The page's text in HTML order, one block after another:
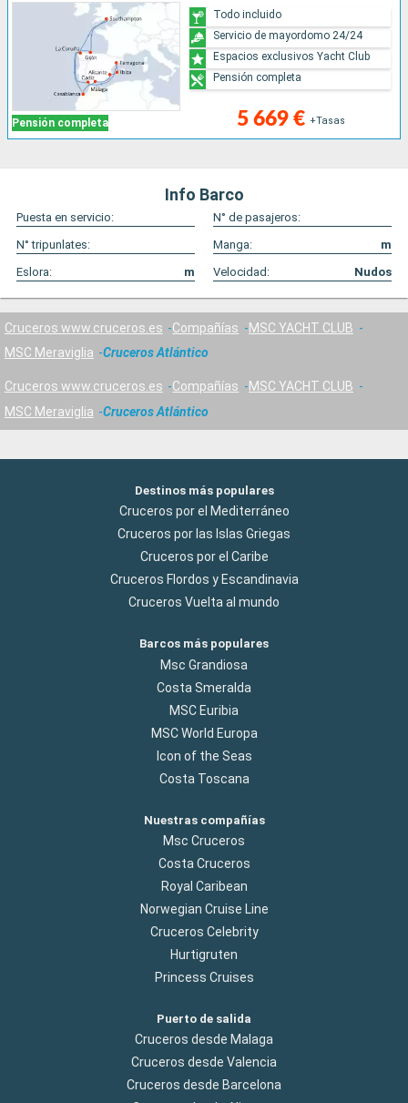
Pensión completa 5 669 € +Tasas
Todo incluido
Servicio de mayordomo 24/24
Espacios exclusivos Yacht Club
Pensión completa
Info Barco
Puesta en servicio:
N° de pasajeros:
N° tripunlates:
Manga:
m
Eslora:
m Velocidad: Nudos
Cruceros www.cruceros.es Compañías
MSC YACHT CLUB
MSC Meraviglia
Cruceros Atlántico
Cruceros www.cruceros.es Compañías
MSC YACHT CLUB
MSC Meraviglia
Cruceros Atlántico
Destinos más populares
Cruceros por el Mediterráneo
Cruceros por las Islas Griegas
Cruceros por el Caribe
Cruceros Flordos y Escandinavia
Cruceros Vuelta al mundo
Barcos más populares
Msc Grandiosa
Costa Smeralda
MSC Euribia
MSC World Europa
Icon of the Seas
Costa Toscana
Nuestras compañías
Msc Cruceros
Costa Cruceros
Royal Caribean
Norwegian Cruise Line
Cruceros Celebrity
Hurtigruten
Princess Cruises
Puerto de salida
Cruceros desde Malaga
Cruceros desde Valencia
Cruceros desde Barcelona